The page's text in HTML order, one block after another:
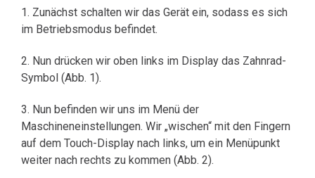
1. Zunächst schalten wir das Gerät ein, sodass es sich
im Betriebsmodus befindet.
2. Nun drücken wir oben links im Display das Zahnrad-
Symbol (Abb. 1).
3. Nun befinden wir uns im Menü der
Maschineneinstellungen. Wir „wischen“ mit den Fingern
auf dem Touch-Display nach links, um ein Menüpunkt
weiter nach rechts zu kommen (Abb. 2).